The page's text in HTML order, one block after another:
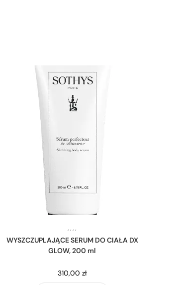
, , , ,
WYSZCZUPLAJĄCE SERUM DO CIAŁA DX
GLOW, 200 ml
310,00 zł